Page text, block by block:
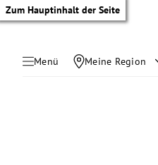
Zum Hauptinhalt der Seite
Menü Meine Region